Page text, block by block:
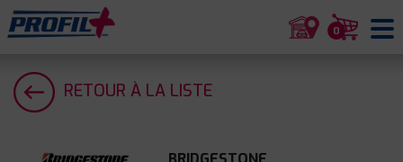
0
RETOUR À LA LISTE